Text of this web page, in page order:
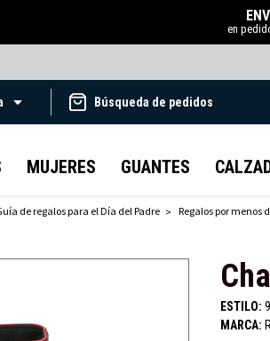
en
Búsqueda de pedidos
MUJERES GUANTES
de regalos para el Día del Padre Regalos por menos
ESTILO:
MARCA: